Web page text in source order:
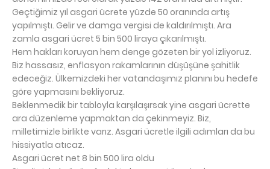
Geçtiğimiz yıl asgari ücrete yüzde 50 oranında artış
yapılmıştı. Gelir ve damga vergisi de kaldırılmıştı. Ara
zamla asgari ücret 5 bin 500 liraya çıkarılmıştı.
Hem hakları koruyan hem denge gözeten bir yol izliyoruz.
Biz hassasız, enflasyon rakamlarının düşüşüne şahitlik
edeceğiz. Ülkemizdeki her vatandaşımız planını bu hedefe
göre yapmasını bekliyoruz.
Beklenmedik bir tabloyla karşılaşırsak yine asgari ücrette
ara düzenleme yapmaktan da çekinmeyiz. Biz,
milletimizle birlikte varız. Asgari ücretle ilgili adımları da bu
hissiyatla atıcaz.
Asgari ücret net 8 bin 500 lira oldu